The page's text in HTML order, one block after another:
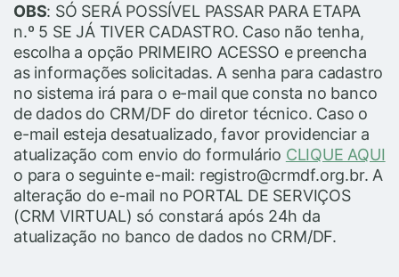
OBS: SÓ SERÁ POSSÍVEL PASSAR PARA ETAPA
n.º 5 SE JÁ TIVER CADASTRO. Caso não tenha,
escolha a opção PRIMEIRO ACESSO e preencha
as informações solicitadas. A senha para cadastro
no sistema irá para o e-mail que consta no banco
de dados do CRM/DF do diretor técnico. Caso o
e-mail esteja desatualizado, favor providenciar a
atualização com envio do formulário CLIQUE AQUI
o para o seguinte e-mail: registro@crmdf.org.br. A
alteração do e-mail no PORTAL DE SERVIÇOS
(CRM VIRTUAL) só constará após 24h da
atualização no banco de dados no CRM/DF.